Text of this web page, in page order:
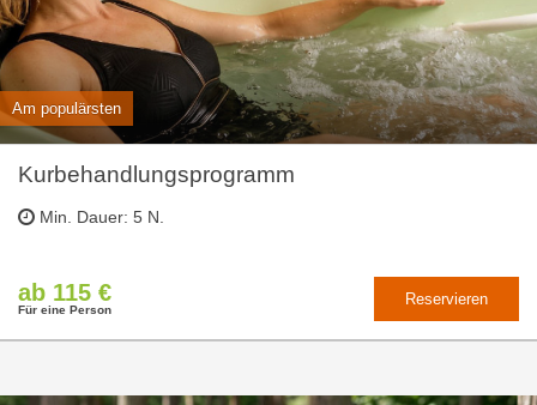
Am populärsten
Kurbehandlungsprogramm
Min. Dauer: 5 N.
ab 115 €
Für eine Person
Reservieren